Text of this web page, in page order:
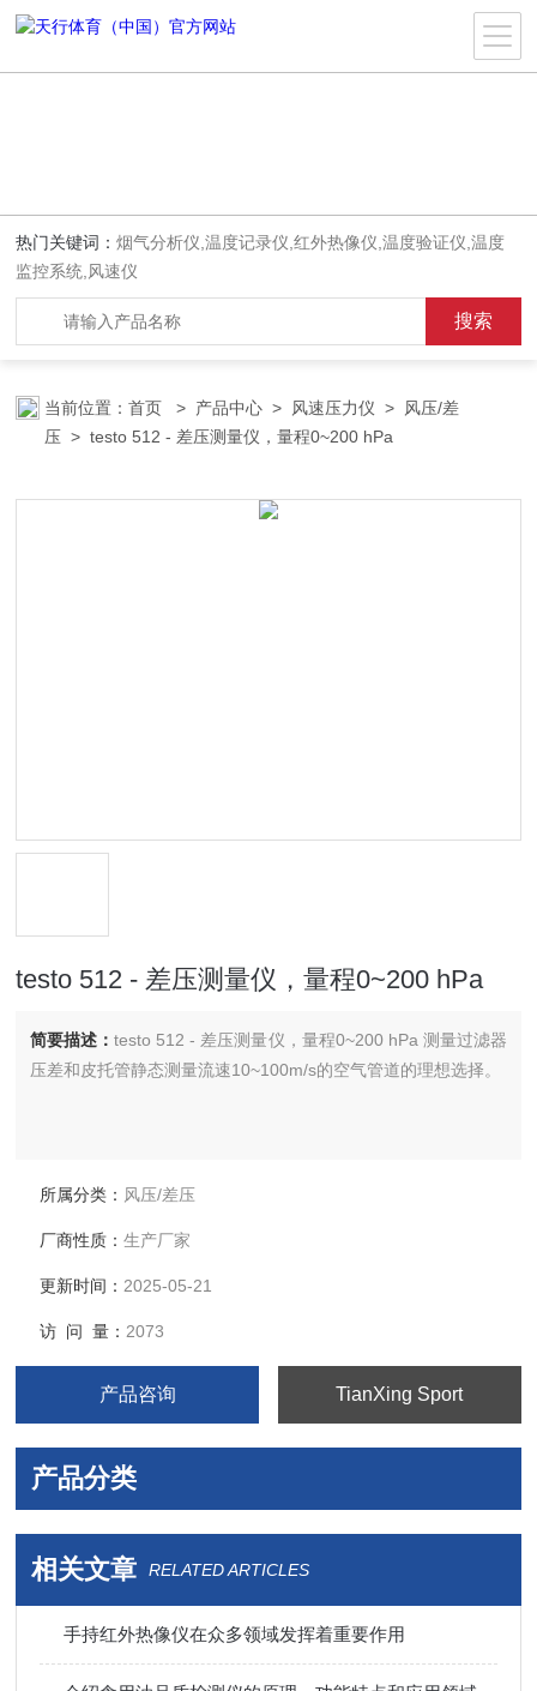
热门关键词：烟气分析仪,温度记录仪,红外热像仪,温度验证仪,温度
监控系统,风速仪
当前位置：首页 > 产品中心 > 风速压力仪 >
风压/差
压 > testo 512 - 差压测量仪，量程0~200 hPa
testo 512 - 差压测量仪，量程0~200 hPa
简要描述：testo 512 - 差压测量仪，量程0~200 hPa 测量过滤器
压差和皮托管静态测量流速10~100m/s的空气管道的理想选择。
所属分类： 风压/差压
厂商性质：生产厂家
更新时间： 2025-05-21
访 问 量： 2073
产品咨询 TianXing Sport
产品分类
相关文章 RELATED ARTICLES
手持红外热像仪在众多领域发挥着重要作用